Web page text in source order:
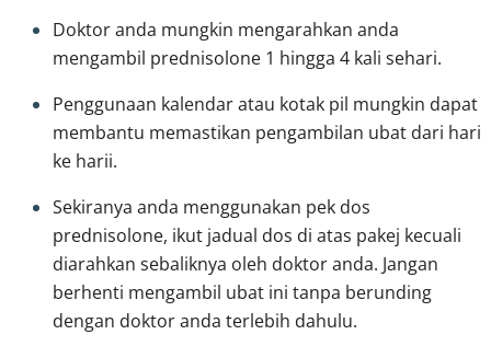
Doktor anda mungkin mengarahkan anda
mengambil prednisolone 1 hingga 4 kali sehari.
Penggunaan kalendar atau kotak pil mungkin dapat
membantu memastikan pengambilan ubat dari hari
ke harii.
Sekiranya anda menggunakan pek dos
prednisolone, ikut jadual dos di atas pakej kecuali
diarahkan sebaliknya oleh doktor anda. Jangan
berhenti mengambil ubat ini tanpa berunding
dengan doktor anda terlebih dahulu.